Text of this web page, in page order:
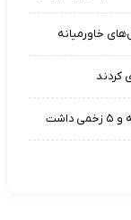
خاورمیانه
کردند